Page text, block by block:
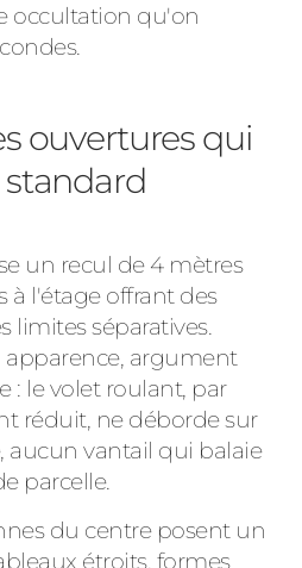
occultation qu'on
ouvertures qui
un recul de 4 mètres
à l'étage offrant des
limites séparatives.
argument
: le volet roulant, par
réduit, ne déborde sur
aucun vantail qui balaie
parcelle.
du centre posent un
étroits, formes